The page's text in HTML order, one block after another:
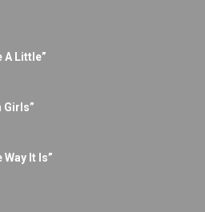
A Little”
Girls”
Way It Is”